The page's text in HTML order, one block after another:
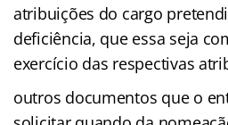
atribuições do cargo
deficiência, que essa seja
exercício das respectivas
outros documentos que o